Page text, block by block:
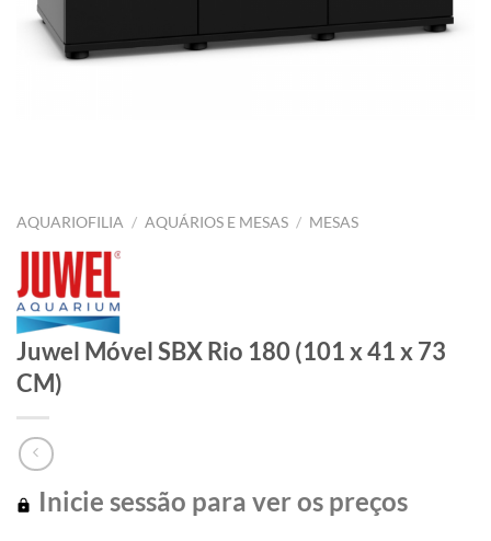
AQUARIOFILIA / AQUÁRIOS E MESAS / MESAS
Juwel Móvel SBX Rio 180 (101 x 41 x 73
CM)
Inicie sessão para ver os preços